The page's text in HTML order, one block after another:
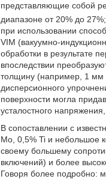
представляющие собой
диапазоне от 20% до
при использовании
VIM (вакуумно-
обработки в результате
впоследствии
толщину (например, 1 мм
дисперсионного
поверхности могла
усталостного
В сопоставлении с
Mo, 0,5% Ti и небольшое
своему большему
включений) и более
Говоря более подробно: